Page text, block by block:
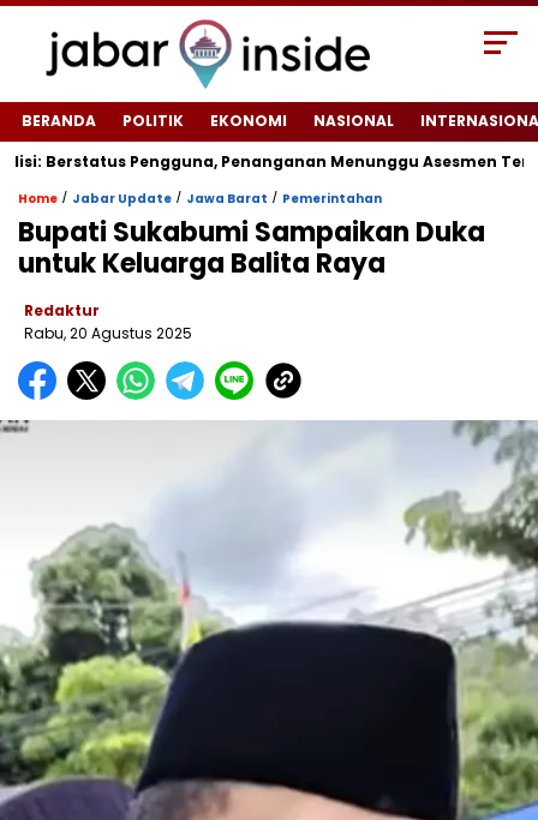
BERANDA POLITIK EKONOMI NASIONAL
Berstatus Pengguna, Penanganan Menunggu Asesmen
Home / Jabar Update / Jawa Barat / Pemerintahan
Bupati Sukabumi Sampaikan Duka
untuk Keluarga Balita Raya
Redaktur
Rabu, 20 Agustus 2025